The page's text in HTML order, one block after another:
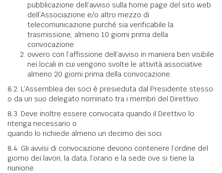
pubblicazione dell’avviso sulla home page del sito web
dell’Associazione e/o altro mezzo di
telecomunicazione purché sia verificabile la
trasmissione, almeno 10 giorni prima della
convocazione
ovvero con l’affissione dell’avviso in maniera ben visibile
nei locali in cui vengono svolte le attività associative
almeno 20 giorni prima della convocazione.
8.2. L’Assemblea dei soci è presieduta dal Presidente stesso
o da un suo delegato nominato tra i membri del Direttivo.
8.3. Deve inoltre essere convocata quando il Direttivo lo
ritenga necessario o
quando lo richiede almeno un decimo dei soci.
8.4. Gli avvisi di convocazione devono contenere l’ordine del
giorno dei lavori, la data, l’orario e la sede ove si tiene la
riunione.